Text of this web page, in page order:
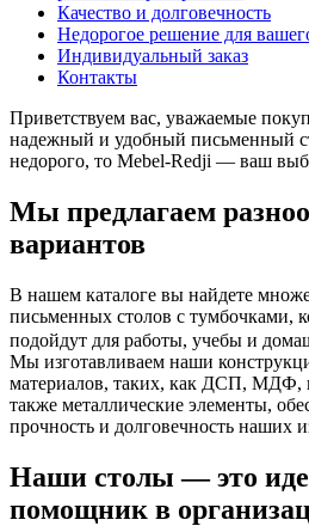
Качество и долговечность
Недорогое решение для
Индивидуальный заказ
Контакты
Приветствуем вас, уважаемые
надежный и удобный письменный
недорого, то Mebel-Redji — ваш
Мы предлагаем
вариантов
В нашем каталоге вы найдете
письменных столов с тумбочками,
подойдут для работы, учебы и
Мы изготавливаем наши
материалов, таких, как ДСП, МДФ,
также металлические элементы,
прочность и долговечность наших
Наши столы — это
помощник в